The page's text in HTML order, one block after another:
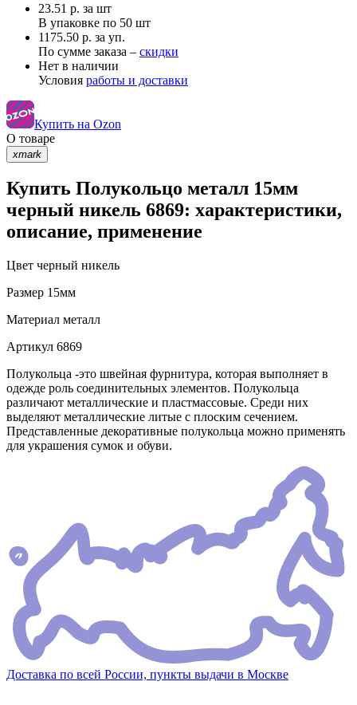
23.51 р. за шт
В упаковке по 50 шт
1175.50 р. за уп.
По сумме заказа – скидки
Нет в наличии
Условия работы и доставки
Купить на Ozon
О товаре
xmark
Купить Полукольцо металл 15мм
черный никель 6869: характеристики,
описание, применение
Цвет черный никель
Размер 15мм
Материал металл
Артикул 6869
Полукольца -это швейная фурнитура, которая выполняет в
одежде роль соединительных элементов. Полукольца
различают металлические и пластмассовые. Среди них
выделяют металлические литые с плоским сечением.
Представленные декоративные полукольца можно применять
для украшения сумок и обуви.
Доставка по всей России, пункты выдачи в Москве